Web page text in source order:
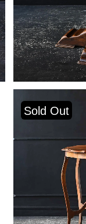
Sold Out